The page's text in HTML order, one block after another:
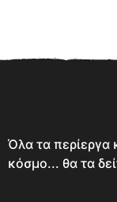
Όλα τα περίεργα
κόσμο... θα τα